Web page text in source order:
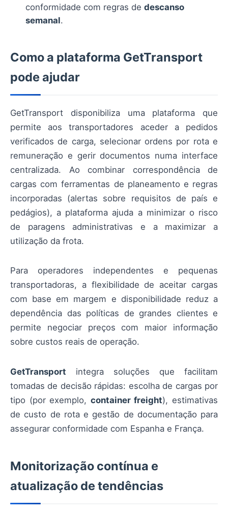
conformidade com regras de descanso
semanal.
Como a plataforma GetTransport
pode ajudar
GetTransport disponibiliza uma plataforma que
permite aos transportadores aceder a pedidos
verificados de carga, selecionar ordens por rota e
remuneração e gerir documentos numa interface
centralizada. Ao combinar correspondência de
cargas com ferramentas de planeamento e regras
incorporadas (alertas sobre requisitos de país e
pedágios), a plataforma ajuda a minimizar o risco
de paragens administrativas e a maximizar a
utilização da frota.
Para operadores independentes e pequenas
transportadoras, a flexibilidade de aceitar cargas
com base em margem e disponibilidade reduz a
dependência das políticas de grandes clientes e
permite negociar preços com maior informação
sobre custos reais de operação.
GetTransport integra soluções que facilitam
tomadas de decisão rápidas: escolha de cargas por
tipo (por exemplo, container freight), estimativas
de custo de rota e gestão de documentação para
assegurar conformidade com Espanha e França.
Monitorização contínua e
atualização de tendências